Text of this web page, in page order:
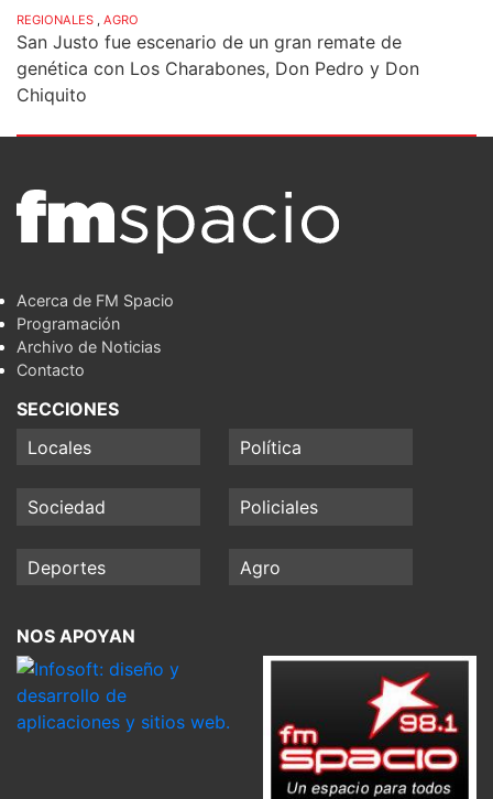
REGIONALES , AGRO
San Justo fue escenario de un gran remate de
genética con Los Charabones, Don Pedro y Don
Chiquito
Acerca de FM Spacio
Programación
Archivo de Noticias
Contacto
SECCIONES
Locales
Política
Sociedad Policiales
Deportes Agro
NOS APOYAN